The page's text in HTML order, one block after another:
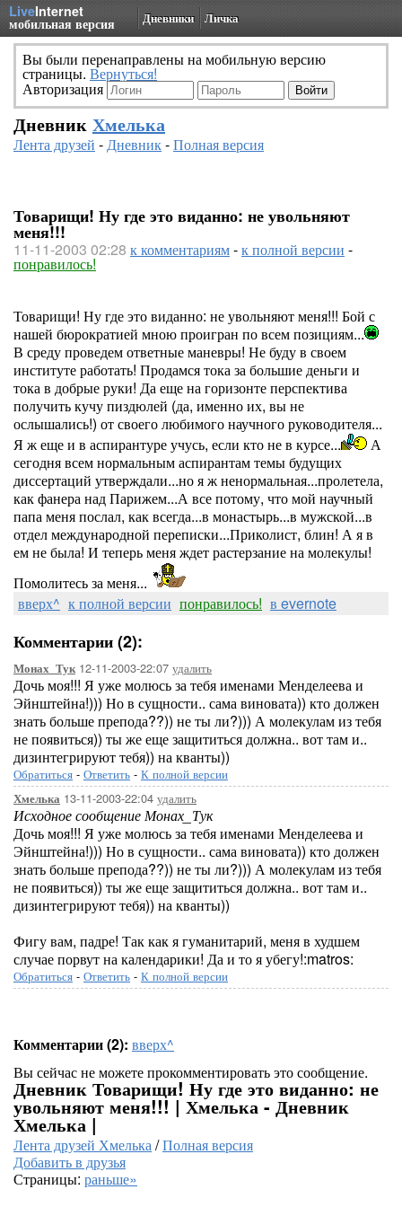
LiveInternet
мобильная версия Дневники Личка
Вы были перенаправлены на мобильную версию
страницы. Вернуться!
Авторизация
Дневник Хмелька
Лента друзей -Дневник-Полная версия
Товарищи! Ну где это виданно: не увольняют
меня!!!
11-11-2003 02:28 к комментариям-к полной версии -
понравилось!
Товарищи! Ну где это виданно: не увольняют меня!!! Бой с
нашей бюрократией мною проигран по всем позициям...
В среду проведем ответные маневры! Не буду в своем
институте работать! Продамся тока за большие деньги и
тока в добрые руки! Да еще на горизонте перспектива
получить кучу пиздюлей (да, именно их, вы не
ослышались!) от своего любимого научного руководителя...
Я ж еще и в аспирантуре учусь, если кто не в курсе...
А
сегодня всем нормальным аспирантам темы будущих
диссертаций утверждали...но я ж ненормальная...пролетела,
как фанера над Парижем...А все потому, что мой научный
папа меня послал, как всегда...в монастырь...в мужской...в
отдел международной переписки...Приколист, блин! А я в
ем не была! И теперь меня ждет растерзание на молекулы!
Помолитесь за меня...
вверх^ к полной версии понравилось! в evernote
Комментарии (2):
Монах_Тук12-11-2003-22:07 удалить
Дочь моя!!! Я уже молюсь за тебя именами Менделеева и
Эйнштейна!))) Но в сущности.. сама виновата)) кто должен
знать больше препода??)) не ты ли?))) А молекулам из тебя
не появиться)) ты же еще защититься должна.. вот там и..
дизинтегрируют тебя)) на кванты))
Обратиться - Ответить - К полной версии
Хмелька 13-11-2003-22:04 удалить
Исходное сообщение Монах_Тук
Дочь моя!!! Я уже молюсь за тебя именами Менделеева и
Эйнштейна!))) Но в сущности.. сама виновата)) кто должен
знать больше препода??)) не ты ли?))) А молекулам из тебя
не появиться)) ты же еще защититься должна.. вот там и..
дизинтегрируют тебя)) на кванты))
Фигу вам, падре! Так как я гуманитарий, меня в худшем
случае порвут на календарики! Да и то я убегу!:matros:
Обратиться - Ответить - К полной версии
Комментарии (2): вверх^
Вы сейчас не можете прокомментировать это сообщение.
Дневник Товарищи! Ну где это виданно: не
увольняют меня!!! | Хмелька - Дневник
Хмелька |
Лента друзей Хмелька/Полная версия
Добавить в друзья
Страницы: раньше»